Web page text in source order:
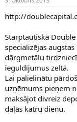
n
a
u
s
ā
c
ē
j
s
a
u
s
http://
Starptautiskā
specializējas
dārgmetālu
ieguldījumus zeltā.
Lai palielinātu
uzņēmums pieņem
maksājot divreiz
daļās katru dienu.